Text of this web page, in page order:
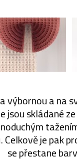
výbornou a na
jsou skládané
je pak
se přestane